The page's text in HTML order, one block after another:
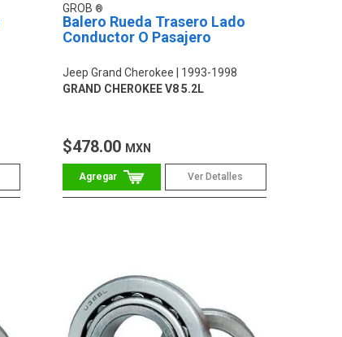
GROB
Balero Rueda Trasero Lado
Conductor O Pasajero
Jeep Grand Cherokee
1993-1998
GRAND CHEROKEE V8 5.2L
$478.00 MXN
Ver Detalles